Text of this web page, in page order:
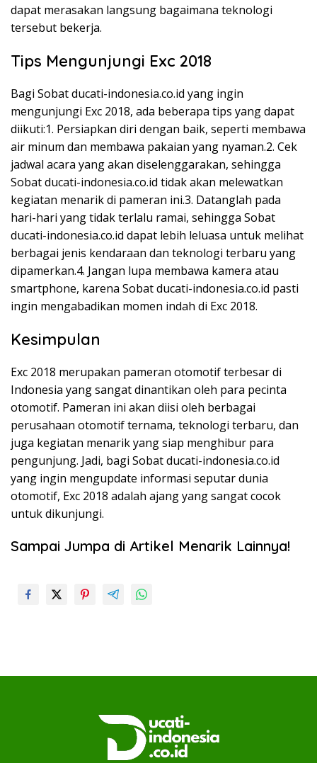
dapat merasakan langsung bagaimana teknologi
tersebut bekerja.
Tips Mengunjungi Exc 2018
Bagi Sobat ducati-indonesia.co.id yang ingin
mengunjungi Exc 2018, ada beberapa tips yang dapat
diikuti:1. Persiapkan diri dengan baik, seperti membawa
air minum dan membawa pakaian yang nyaman.2. Cek
jadwal acara yang akan diselenggarakan, sehingga
Sobat ducati-indonesia.co.id tidak akan melewatkan
kegiatan menarik di pameran ini.3. Datanglah pada
hari-hari yang tidak terlalu ramai, sehingga Sobat
ducati-indonesia.co.id dapat lebih leluasa untuk melihat
berbagai jenis kendaraan dan teknologi terbaru yang
dipamerkan.4. Jangan lupa membawa kamera atau
smartphone, karena Sobat ducati-indonesia.co.id pasti
ingin mengabadikan momen indah di Exc 2018.
Kesimpulan
Exc 2018 merupakan pameran otomotif terbesar di
Indonesia yang sangat dinantikan oleh para pecinta
otomotif. Pameran ini akan diisi oleh berbagai
perusahaan otomotif ternama, teknologi terbaru, dan
juga kegiatan menarik yang siap menghibur para
pengunjung. Jadi, bagi Sobat ducati-indonesia.co.id
yang ingin mengupdate informasi seputar dunia
otomotif, Exc 2018 adalah ajang yang sangat cocok
untuk dikunjungi.
Sampai Jumpa di Artikel Menarik Lainnya!